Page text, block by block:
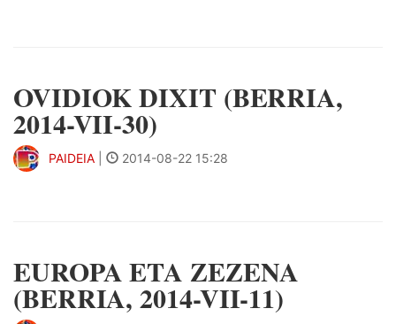
OVIDIOK DIXIT (BERRIA,
2014-VII-30)
PAIDEIA 2014-08-22 15:28
EUROPA ETA ZEZENA
(BERRIA, 2014-VII-11)